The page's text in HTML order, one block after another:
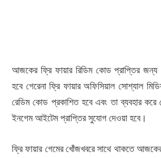
আজকের ফ্রি ফায়ার রিডিম কোড প্রাপ্তির
হবে গেরেনা ফ্রি ফায়ার অফিসিয়াল সোশ্যাল
রেডিম কোড প্রকাশিত হবে এবং তা ব্যবহার করে
ইনগেম আইটেম প্রাপ্তির সুযোগ দেওয়া হবে।
ফ্রি ফায়ার গেমের খোঁজখবরে সাথে থাকতে